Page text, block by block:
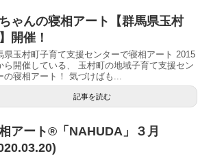
ゃんの寝相アート【群馬県玉村
開催！
県玉村町子育て支援センターで寝相アート 2015
ら開催している、 玉村町の地域子育て支援セン
の寝相アート！ 気づけばも...
記事を読む
アート®「NAHUDA」３月